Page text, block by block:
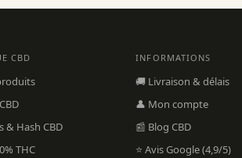
CBD
& Hash CBD
THC
INFORMATIONS
🚚 Livraison & délais
👤 Mon compte
📰 Blog CBD
⭐ Avis Google (4,9/5)